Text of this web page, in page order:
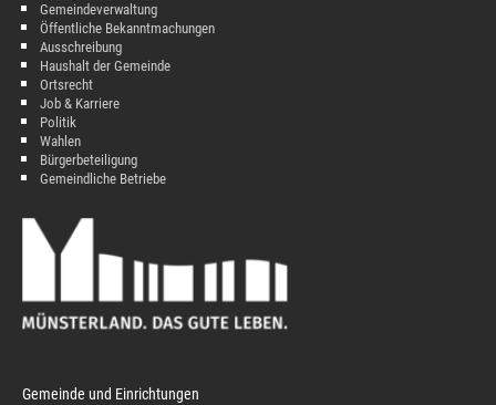
Gemeindeverwaltung
Öffentliche Bekanntmachungen
Ausschreibung
Haushalt der Gemeinde
Ortsrecht
Job & Karriere
Politik
Wahlen
Bürgerbeteiligung
Gemeindliche Betriebe
Gemeinde und Einrichtungen